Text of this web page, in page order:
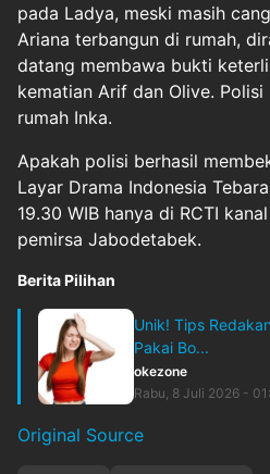
pada Ladya, meski masih
Ariana terbangun di rumah,
datang membawa bukti
kematian Arif dan Olive.
rumah Inka.
Apakah polisi berhasil
Layar Drama Indonesia
19.30 WIB hanya di RCTI
pemirsa Jabodetabek.
Berita Pilihan
Unik! Tips
Pakai Bo...
okezone
Rabu, 8 Juli 2026 -
Original Source